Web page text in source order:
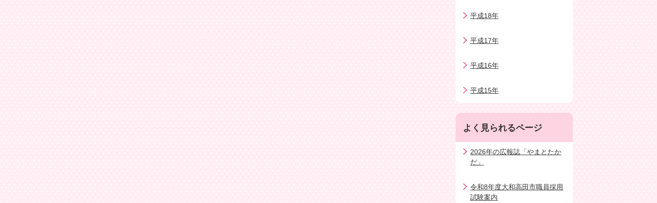
平成18年
平成17年
平成16年
平成15年
よく見られるページ
2026年の広報誌「やまとたか
だ」
令和8年度大和高田市職員採用
試験案内